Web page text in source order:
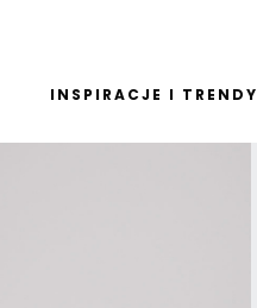
INSPIRACJE I TRENDY